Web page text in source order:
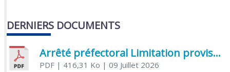
DERNIERS DOCUMENTS
Arrêté préfectoral Limitation provisoire des usages de l’eau
PDF| 416,31 Ko | 09 Juillet 2026